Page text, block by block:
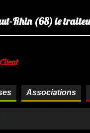
Rhin (68) le traiteur
Associations